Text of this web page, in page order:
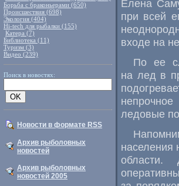
Борьба с браконьерами (650)
Происшествия (698)
Экология (404)
Hi-tech для рыбалки (155)
Катера (7)
Библиотека (11)
Туризм (3)
Видео (239)
Поиск в новостях:
Новости в формате RSS
Архив рыболовных
новостей
Архив рыболовных
новостей 2005
Елена
при всей
входе на
По ее
на лед в
ледовые
населения
области.